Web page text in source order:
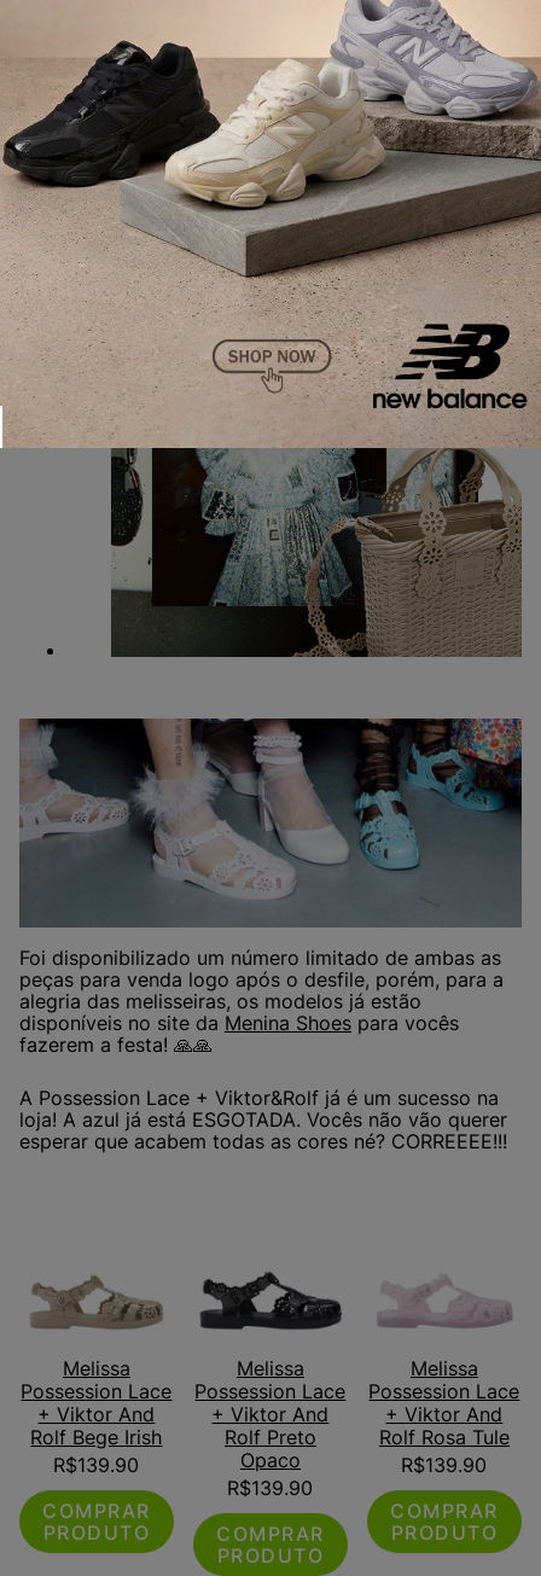
Foi disponibilizado um número limitado de ambas as
peças para venda logo após o desfile, porém, para a
alegria das melisseiras, os modelos já estão
disponíveis no site da Menina Shoes para vocês
fazerem a festa! 🙏🙏
A Possession Lace + Viktor&Rolf já é um sucesso na
loja! A azul já está ESGOTADA. Vocês não vão querer
esperar que acabem todas as cores né? CORREEEE!!!
Melissa
Possession Lace
+ Viktor And
Rolf Bege Irish
R$139.90
COMPRAR
PRODUTO
Melissa
Possession Lace
+ Viktor And
Rolf Preto
Opaco
R$139.90
COMPRAR
PRODUTO
Melissa
Possession Lace
+ Viktor And
Rolf Rosa Tule
R$139.90
COMPRAR
PRODUTO